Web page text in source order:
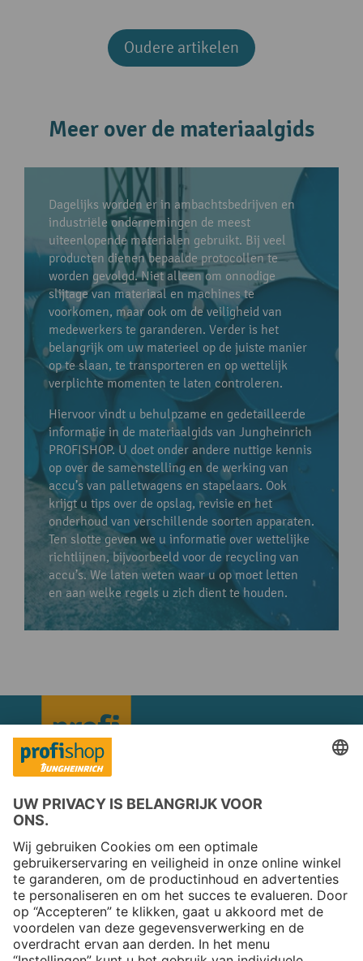
Oudere artikelen
Meer over de materiaalgids
Dagelijks worden er in ambachtsbedrijven en
industriële ondernemingen de meest
uiteenlopende materialen gebruikt. Bij veel
producten dienen bepaalde protocollen te
worden gevolgd. Niet alleen om onnodige
slijtage van materiaal en machines te
voorkomen, maar ook om de veiligheid van
medewerkers te garanderen. Verder is het
belangrijk om uw materieel op de juiste manier
op te slaan, te transporteren en op wettelijk
verplichte momenten te laten controleren.
Hiervoor vindt u behulpzame en gedetailleerde
informatie in de materiaalgids van Jungheinrich
PROFISHOP. U doet onder andere nuttige kennis
op over de samenstelling en de werking van
accu’s van palletwagens en stapelaars. Ook
krijgt u tips over de opslag, revisie en het
onderhoud van verschillende soorten apparaten.
Ten slotte geven we u informatie over wettelijke
richtlijnen, bijvoorbeeld voor de recycling van
accu’s. We laten weten waar u op moet letten
en aan welke regels u zich dient te houden.
Copyright © 2026 Jungheinrich PROFISHOP
Nieuwsbrief